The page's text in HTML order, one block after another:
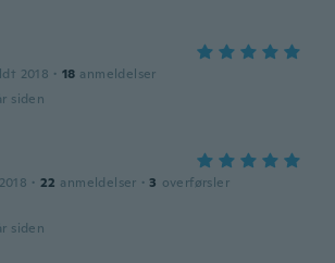
2018 · 18 anmeldelser
siden
· 22 anmeldelser · 3 overførsler
siden